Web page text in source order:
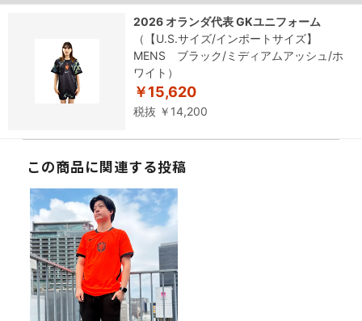
2026 オランダ代表 GKユニフォーム
（【U.S.サイズ/インポートサイズ】
MENS ブラック/ミディアムアッシュ/ホ
ワイト）
￥15,620
税抜 ￥14,200
この商品に関連する投稿